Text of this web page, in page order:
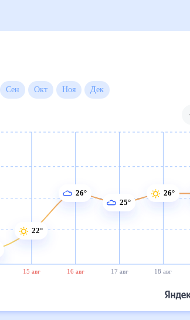
Авг Сен Окт Ноя
15 авг 16 авг 17 авг 18 авг
22°
26°
25°
26°